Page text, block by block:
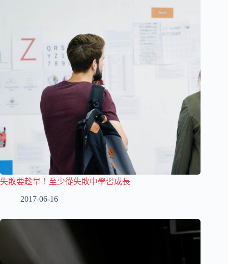
失敗要趁早！至少從失敗中學習成長
2017-06-16